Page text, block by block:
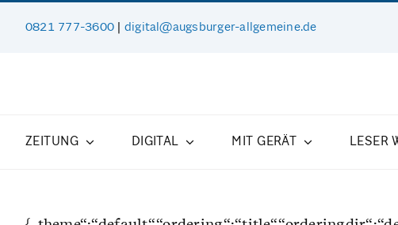
Inhalt0821 777-3600 digital@augsburger-allgemeine.de
ZEITUNG DIGITAL MIT GERÄT LESER